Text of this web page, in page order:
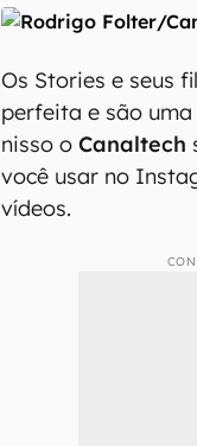
Confirmo
Os Stories e seus
perfeita e são
nisso oCanaltech
você usar no
vídeos.